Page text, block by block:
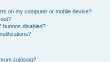
on my computer or mobile device?
buttons disabled?
zulässig?